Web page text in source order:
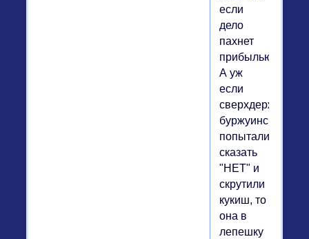
если
дело
пахнет
прибылью.
А уж
если
сверхдержаве
буржуинской
попытались
сказать
"НЕТ" и
скрутили
кукиш, то
она в
лепешку